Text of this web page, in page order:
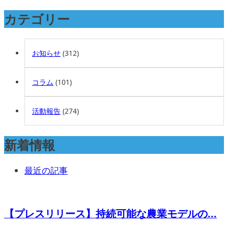
カテゴリー
お知らせ (312)
コラム (101)
活動報告 (274)
新着情報
最近の記事
【プレスリリース】持続可能な農業モデルの...